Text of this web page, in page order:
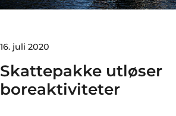
Vår virksomhet
16. juli 2020
Skattepakke utløser
boreaktiviteter